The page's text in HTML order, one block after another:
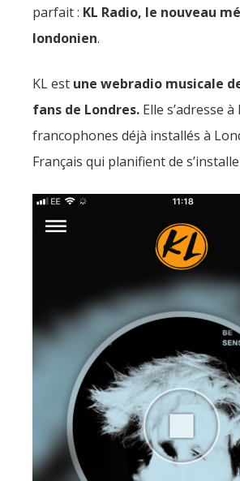
parfait : KL Radio, le nouveau
londonien.
KL est une webradio musicale
fans de Londres. Elle s’adresse
francophones déjà installés à
Français qui planifient de